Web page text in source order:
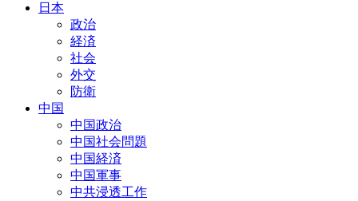
日本
政治
経済
社会
外交
防衛
中国
中国政治
中国社会問題
中国経済
中国軍事
中共浸透工作